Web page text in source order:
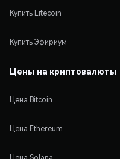
Купить Litecoin
Купить Эфириум
Цены на криптовалюты
Цена Bitcoin
Цена Ethereum